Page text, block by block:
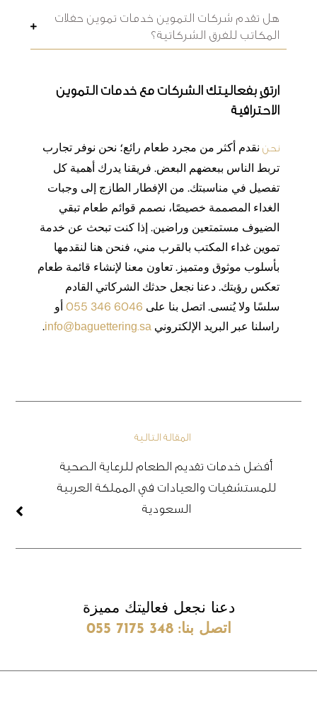
هل تقدم شركات التموين خدمات تموين حفلات
المكاتب للفرق الشركاتية؟
ارتقِ بفعاليتك الشركات مع خدمات التموين
الاحترافية
نحننقدم أكثر من مجرد طعام رائع؛ نحن نوفر تجارب
تربط الناس ببعضهم البعض. فريقنا يدرك أهمية كل
تفصيل في مناسبتك. من الإفطار الطازج إلى وجبات
الغداء المصممة خصيصًا، نصمم قوائم طعام تبقي
الضيوف مستمتعين وراضين. إذا كنت تبحث عن خدمة
تموين غداء المكتب بالقرب مني، فنحن هنا لنقدمها
بأسلوب موثوق ومتميز. تعاون معنا لإنشاء قائمة طعام
تعكس رؤيتك. دعنا نجعل حدثك الشركاتي القادم
سلسًا ولا يُنسى. اتصل بنا على 055 346 6046أو
راسلنا عبر البريد الإلكتروني info@baguettering.sa
.
المقالة التالية
أفضل خدمات تقديم الطعام للرعاية الصحية
للمستشفيات والعيادات في المملكة العربية
السعودية
دعنا نجعل فعاليتك مميزة
اتصل بنا:055 7175 348